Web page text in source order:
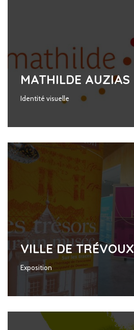
MATHILDE AUZIAS
Identité visuelle
VILLE DE TRÉVOUX
Exposition